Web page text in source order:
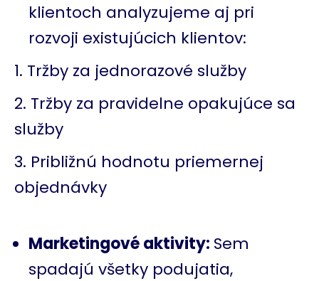
klientoch analyzujeme aj pri
rozvoji existujúcich klientov:
Tržby za jednorazové služby
Tržby za pravidelne opakujúce sa
služby
Približnú hodnotu priemernej
objednávky
Marketingové aktivity: Sem
spadajú všetky podujatia,